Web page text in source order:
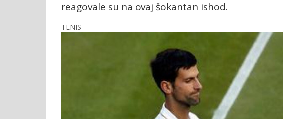
reagovale su na ovaj šokantan ishod.
TENIS